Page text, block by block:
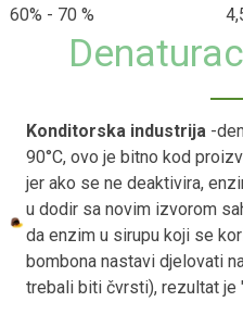
60% - 70 %
Konditorska industrija -
90°C, ovo je bitno kod
jer ako se ne deaktivira,
u dodir sa novim izvorom
da enzim u sirupu koji se
bombona nastavi djelovati
trebali biti čvrsti), rezultat je